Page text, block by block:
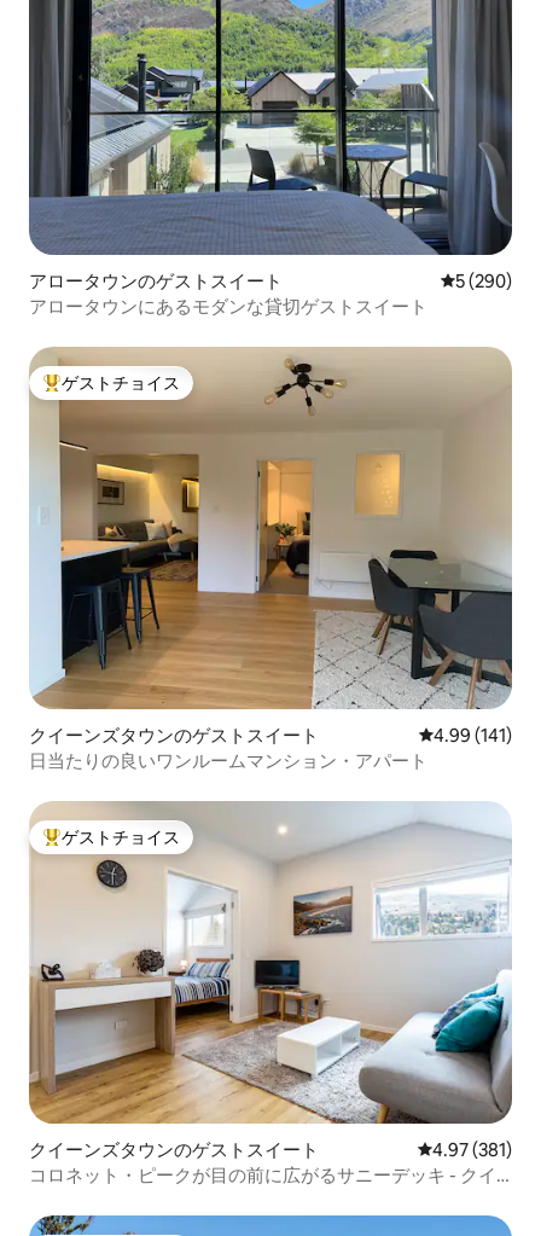
アロータウンのゲストスイート レビュー
5 (290)
アロータウンにあるモダンな貸切ゲストスイート
大好評のゲストチョイスです。
ゲストチョイス
クイーンズタウンのゲストスイート レビュー141
4.99 (141)
日当たりの良いワンルームマンション・アパート
大好評のゲストチョイスです。
ゲストチョイス
クイーンズタウンのゲストスイート レビュー381
4.97 (381)
コロネット・ピークが目の前に広がるサニーデッキ - クイ